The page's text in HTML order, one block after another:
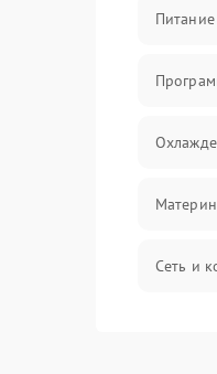
Сеть и